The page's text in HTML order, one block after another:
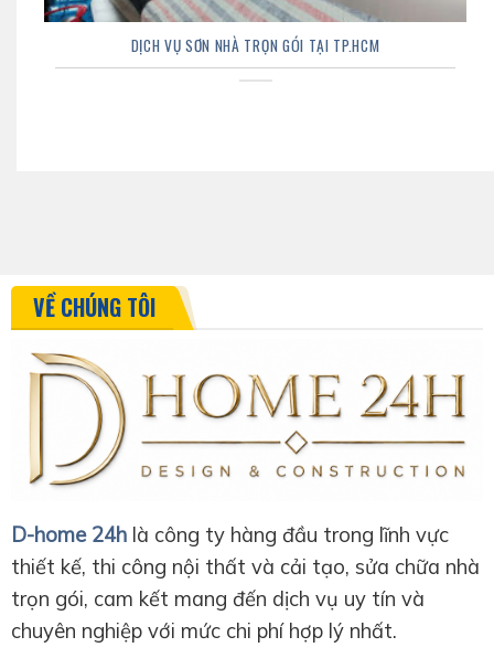
DỊCH VỤ SƠN NHÀ TRỌN GÓI TẠI TP.HCM
VỀ CHÚNG TÔI
D-home 24h là công ty hàng đầu trong lĩnh vực
thiết kế, thi công nội thất và cải tạo, sửa chữa nhà
trọn gói, cam kết mang đến dịch vụ uy tín và
chuyên nghiệp với mức chi phí hợp lý nhất.